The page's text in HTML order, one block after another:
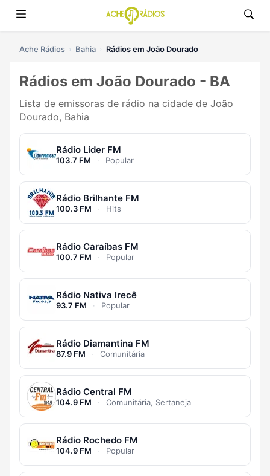
Ache Rádios Bahia Rádios em João Dourado
Rádios em João Dourado - BA
Lista de emissoras de rádio na cidade de João
Dourado, Bahia
Rádio Líder FM
103.7 FM · Popular
Rádio Brilhante FM
100.3 FM · Hits
Rádio Caraíbas FM
100.7 FM · Popular
Rádio Nativa Irecê
93.7 FM · Popular
Rádio Diamantina FM
87.9 FM · Comunitária
Rádio Central FM
104.9 FM · Comunitária, Sertaneja
Rádio Rochedo FM
104.9 FM · Popular